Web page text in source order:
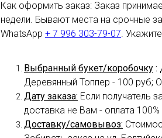
Как оформить заказ: Заказ
недели. Бывают места на срочные
WhatsApp + 7 996 303-79-07.
Выбранный букет/коробочку :
Деревянный Топпер - 100 руб;
Дату заказа: Если получатель
доставка не Вам - оплата 100%
Доставку/самовывоз: